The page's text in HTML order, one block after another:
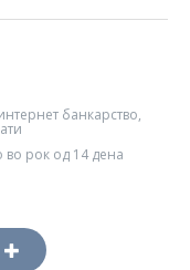
банкарство,
рок од 14 дена